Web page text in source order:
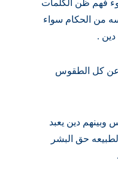
ظن الكلمات
الحكام سواء
كل الطقوس
دين يعبد
حق البشر